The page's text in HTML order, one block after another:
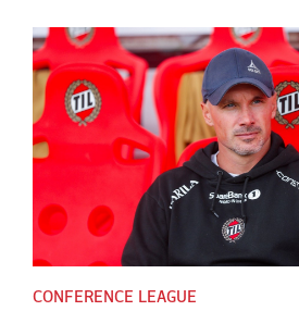
CONFERENCE LEAGUE